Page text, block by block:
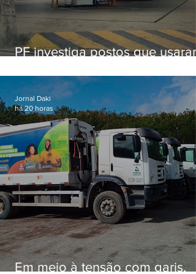
PF investiga postos que usaram
secretário morto em 2020
Em meio à tensão com garis,
Jornal Daki
há 20 horas